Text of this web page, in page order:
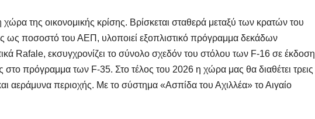
χώρα της οικονομικής κρίσης. Βρίσκεται σταθερά μεταξύ των κρατών του
ως ποσοστό του ΑΕΠ, υλοποιεί εξοπλιστικό πρόγραμμα δεκάδων
Rafale, εκσυγχρονίζει το σύνολο σχεδόν του στόλου των F-16 σε έκδοση
στο πρόγραμμα των F-35. Στο τέλος του 2026 η χώρα μας θα διαθέτει τρεις
αεράμυνα περιοχής. Με το σύστημα «Ασπίδα του Αχιλλέα» το Αιγαίο